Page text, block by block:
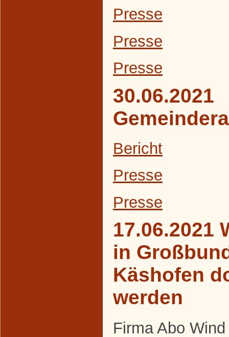
Presse
Presse
Presse
30.06.2021
Bericht
Presse
Presse
17.06.2021
in
Käshofen
werden
Firma Abo